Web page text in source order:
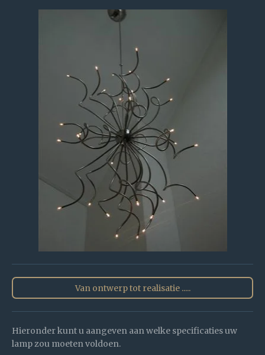
Van ontwerp tot realisatie .....
Hieronder kunt u aangeven aan welke specificaties uw
lamp zou moeten voldoen.